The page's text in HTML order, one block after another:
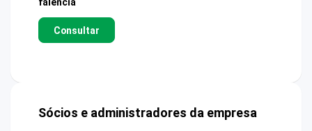
Consultar
Sócios e administradores da empresa